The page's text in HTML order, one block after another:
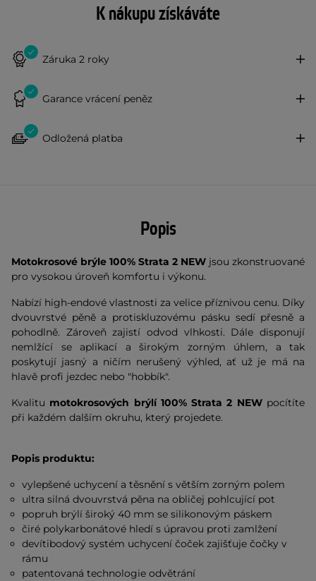
K nákupu získáváte
Záruka 2 roky
Garance vrácení peněz
Odložená platba
Popis
Motokrosové brýle 100% Strata 2 NEW jsou zkonstruované
pro vysokou úroveň komfortu i výkonu.
Nabízí high-endové vlastnosti za velice příznivou cenu. Díky
dvouvrstvé pěně a protiskluzovému pásku sedí přesně a
pohodlně. Zároveň zajistí odvod vlhkosti. Dále disponují
nemlžící se aplikací a širokým zorným úhlem, a tak
poskytují jasný a ničím nerušený výhled, ať už je má na
hlavě profi jezdec nebo "hobbík".
Kvalitu motokrosových brýlí 100% Strata 2 NEW pocítíte
při každém dalším okruhu, který projedete.
Popis produktu:
vylepšené uchycení a těsnění s větším zorným polem
ultra silná dvouvrstvá pěna na obličej pohlcující pot
popruh brýlí široký 40 mm se silikonovým páskem
čiré polykarbonátové hledí s úpravou proti zamlžení
devítibodový systém uchycení čoček zajišťuje čočky v
rámu
patentovaná technologie odvětrání